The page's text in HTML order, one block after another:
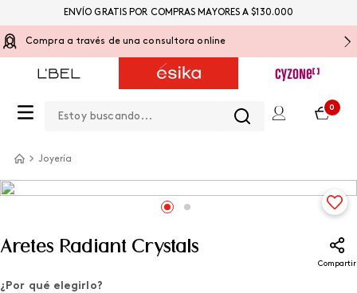
Compra a través de una consultora online
0
ENVÍO GRATIS POR COMPRAS MAYORES A $130.000
Joyería
Aretes Radiant Crystals
Compartir
¿Por qué elegirlo?